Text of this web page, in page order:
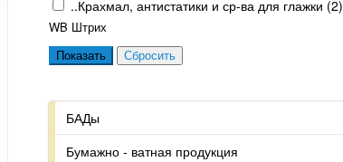
..Крахмал, антистатики и ср-ва для глажки (2)
WB Штрих
БАДы
Бумажно - ватная продукция